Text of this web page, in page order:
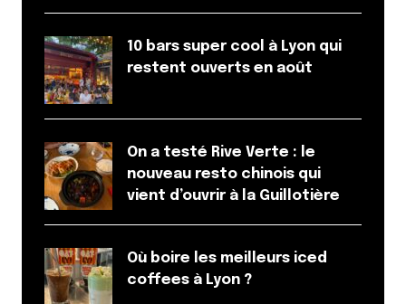
10 bars super cool à Lyon qui
restent ouverts en août
On a testé Rive Verte : le
nouveau resto chinois qui
vient d’ouvrir à la Guillotière
Où boire les meilleurs iced
coffees à Lyon ?